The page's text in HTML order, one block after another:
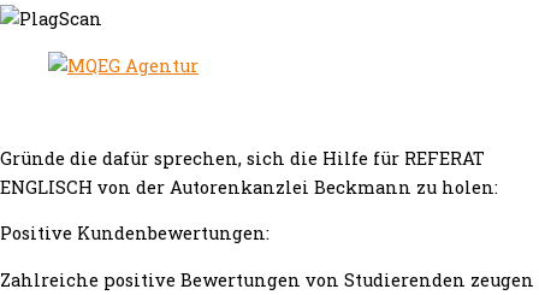
Gründe die dafür sprechen, sich die Hilfe für REFERAT
ENGLISCH von der Autorenkanzlei Beckmann zu holen:
Positive Kundenbewertungen:
Zahlreiche positive Bewertungen von Studierenden zeugen